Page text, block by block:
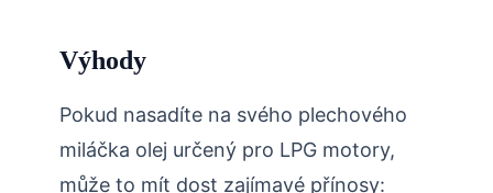
Výhody
Pokud nasadíte na svého plechového
miláčka olej určený pro LPG motory,
může to mít dost zajímavé přínosy: